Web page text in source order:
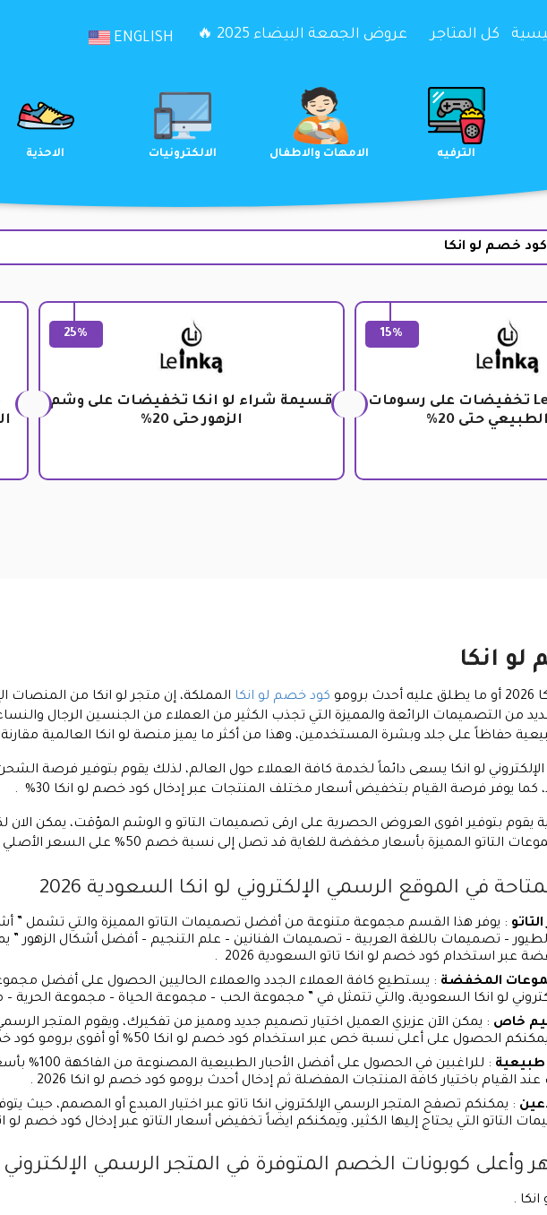
كل المتاجر عروض الجمعة البيضاء 2025 🔥 ENGLISH
الالكترونيات الامهات والاطفال الترفيه التعليم
كود خصم لو انكا
15%
كود خصم Le Inka تخفيضات على رسومات
حتى 20%
25%
قسيمة شراء لو انكا تخفيضات على وشم
الزهور حتى 20%
انكا
كود خصم لو انكا المملكة، إن متجر لو انكا من المنصات
من التصميمات الرائعة والمميزة التي تجذب الكثير من العملاء من الجنسين الرجال
حفاظاً على جلد وبشرة المستخدمين، وهذا من أكثر ما يميز منصة لو انكا العالمية مقارنة
لو انكا يسعى دائماً لخدمة كافة العملاء حول العالم، لذلك يقوم بتوفير فرصة
يوفر فرصة القيام بتخفيض أسعار مختلف المنتجات عبر إدخال كود خصم لو انكا 30% .
يقوم بتوفير اقوى العروض الحصرية على ارقى تصميمات التاتو و الوشم المؤقت، يمكن الان
المميزة بأسعار مخفضة للغاية قد تصل إلى نسبة خصم 50% على السعر الأصلي .
في الموقع الرسمي الإلكتروني لو انكا السعودية 2026
: يوفر هذا القسم مجموعة متنوعة من أفضل تصميمات التاتو المميزة والتي تشمل ”
– تصميمات باللغة العربية – تصميمات الفنانين – علم التنجيم – أفضل أشكال الزهور
عبر استخدام كود خصم لو انكا تاتو السعودية 2026 .
المخفضة : يستطيع كافة العملاء الجدد والعملاء الحاليين الحصول على أفضل
لو انكا السعودية، والتي تتمثل في ” مجموعة الحب – مجموعة الحياة – مجموعة الحرية –
خاص : يمكن الآن عزيزي العميل اختيار تصميم جديد ومميز من تفكيرك، ويقوم المتجر
الحصول على أعلى نسبة خص عبر استخدام كود خصم لو انكا 50% أو أقوى برومو كود خصم لو انكا جديد .
طبيعية
: للراغبين في
القيام باختيار كافة المنتجات المفضلة ثم إدخال أحدث برومو كود خصم لو انكا 2026 .
: يمكنكم تصفح المتجر الرسمي الإلكتروني انكا تاتو عبر اختيار المبدع أو المصمم، حيث
التاتو التي يحتاج إليها الكثير، ويمكنكم ايضاً تخفيض أسعار التاتو عبر إدخال كود خصم لو انكا
كوبونات الخصم المتوفرة في المتجر الرسمي الإلكتروني لو
.